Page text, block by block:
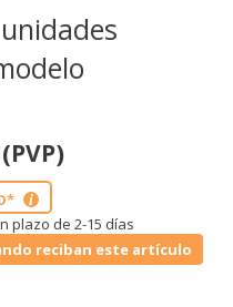
(PVP)
i
plazo de 2-15 días
reciban este artículo